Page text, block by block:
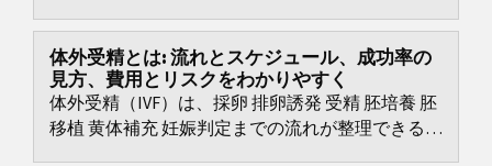
体外受精とは: 流れとスケジュール、成功率の
見方、費用とリスクをわかりやすく
体外受精（IVF）は、採卵 排卵誘発 受精 胚培養 胚
移植 黄体補充 妊娠判定までの流れが整理できる一